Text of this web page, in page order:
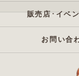
販売店･イベ
お問い合